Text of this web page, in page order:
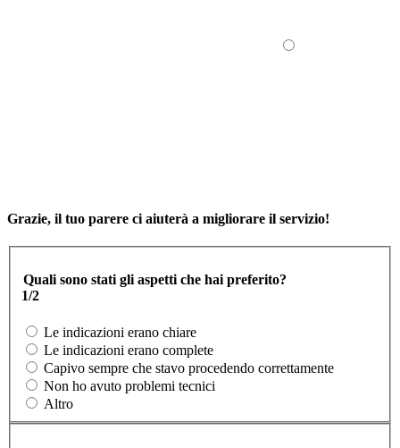
Grazie, il tuo parere ci aiuterà a migliorare il servizio!
Quali sono stati gli aspetti che hai preferito?
1/2
Le indicazioni erano chiare
Le indicazioni erano complete
Capivo sempre che stavo procedendo correttamente
Non ho avuto problemi tecnici
Altro